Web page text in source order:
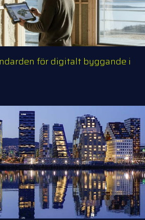
för digitalt byggande i